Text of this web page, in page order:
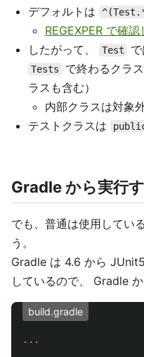
デフォルトは
REGEXPER で確
したがって、
Test
Tests
で終わるクラ
ラスも含む）
内部クラスは対象
テストクラスは
Gradle から実行
でも、普通は使用してい
う。
Gradle は 4.6 から
しているので、 Gradle か
build.gradle
...